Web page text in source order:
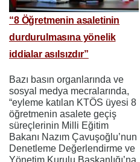
“8 Öğretmenin asaletinin
durdurulmasına yönelik
iddialar asılsızdır”
Bazı basın organlarında ve
sosyal medya mecralarında,
“eyleme katılan KTÖS üyesi 8
öğretmenin asalete geçiş
süreçlerinin Milli Eğitim
Bakanı Nazım Çavuşoğlu’nun
Denetleme Değerlendirme ve